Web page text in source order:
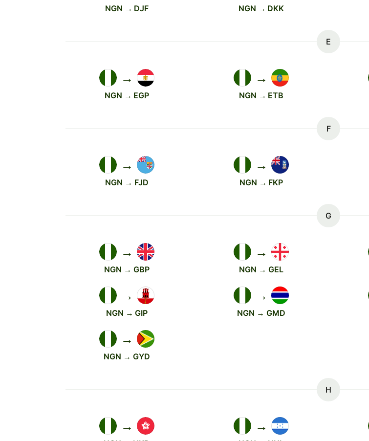
NGN → DJF NGN → DKK
E
→
NGN → EGP
→
NGN → ETB
F
→
NGN → FJD
→
NGN → FKP
G
→
NGN → GBP
→
NGN → GEL
→
NGN → GIP
→
NGN → GMD
→
NGN → GYD
H
→ →